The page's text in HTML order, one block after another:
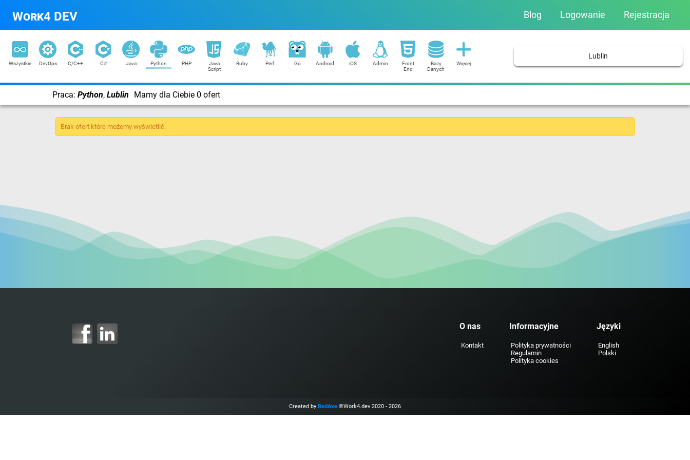
Work4 DEV Blog Logowanie Rejestracja
Wszystkie DevOps C/C++ C# Java Python PHP
Java
Script
Ruby Perl Go Android iOS Admin
Front
End
Bazy
Danych
Więcej
Lublin
Praca: Python, Lublin Mamy dla Ciebie 0 ofert
Brak ofert które możemy wyświetlić.
O nas
Kontakt
Informacyjne
Polityka prywatności
Regulamin
Polityka cookies
Języki
English
Polski
Created by RedAxe ©Work4.dev 2020 - 2026